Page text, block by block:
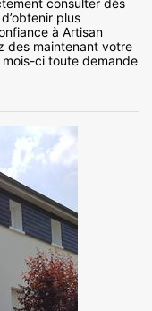
plus
à Artisan
des maintenant votre
ci toute demande